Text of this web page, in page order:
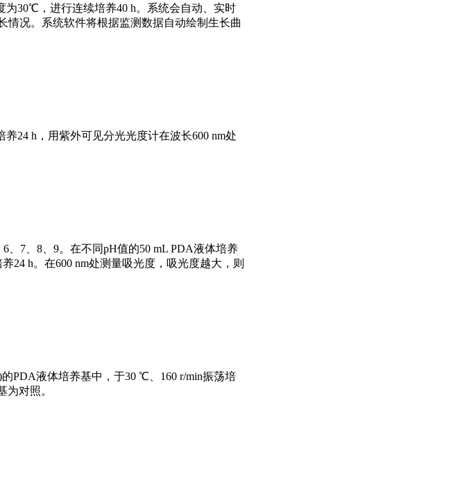
为30℃，进行连续培养40 h。系统会自动、实时
情况。系统软件将根据监测数据自动绘制生长曲
24 h，用紫外可见分光光度计在波长600 nm处
、7、8、9。在不同pH值的50 mL PDA液体培养
24 h。在600 nm处测量吸光度，吸光度越大，则
PDA液体培养基中，于30 ℃、160 r/min振荡培
为对照。